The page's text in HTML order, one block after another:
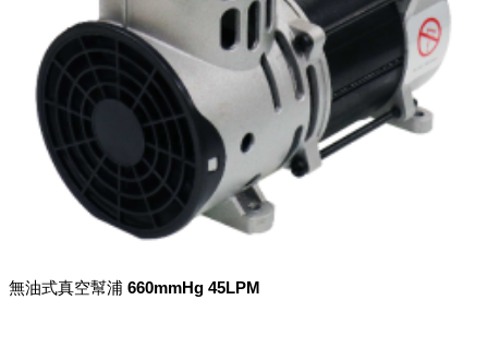
無油式真空幫浦 660mmHg 45LPM